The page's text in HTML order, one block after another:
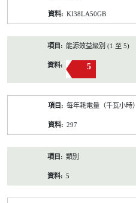
KI38LA50GB
能源效益級別 (1 至 5)
5
每年耗電量（千瓦小時）
297
類別
5